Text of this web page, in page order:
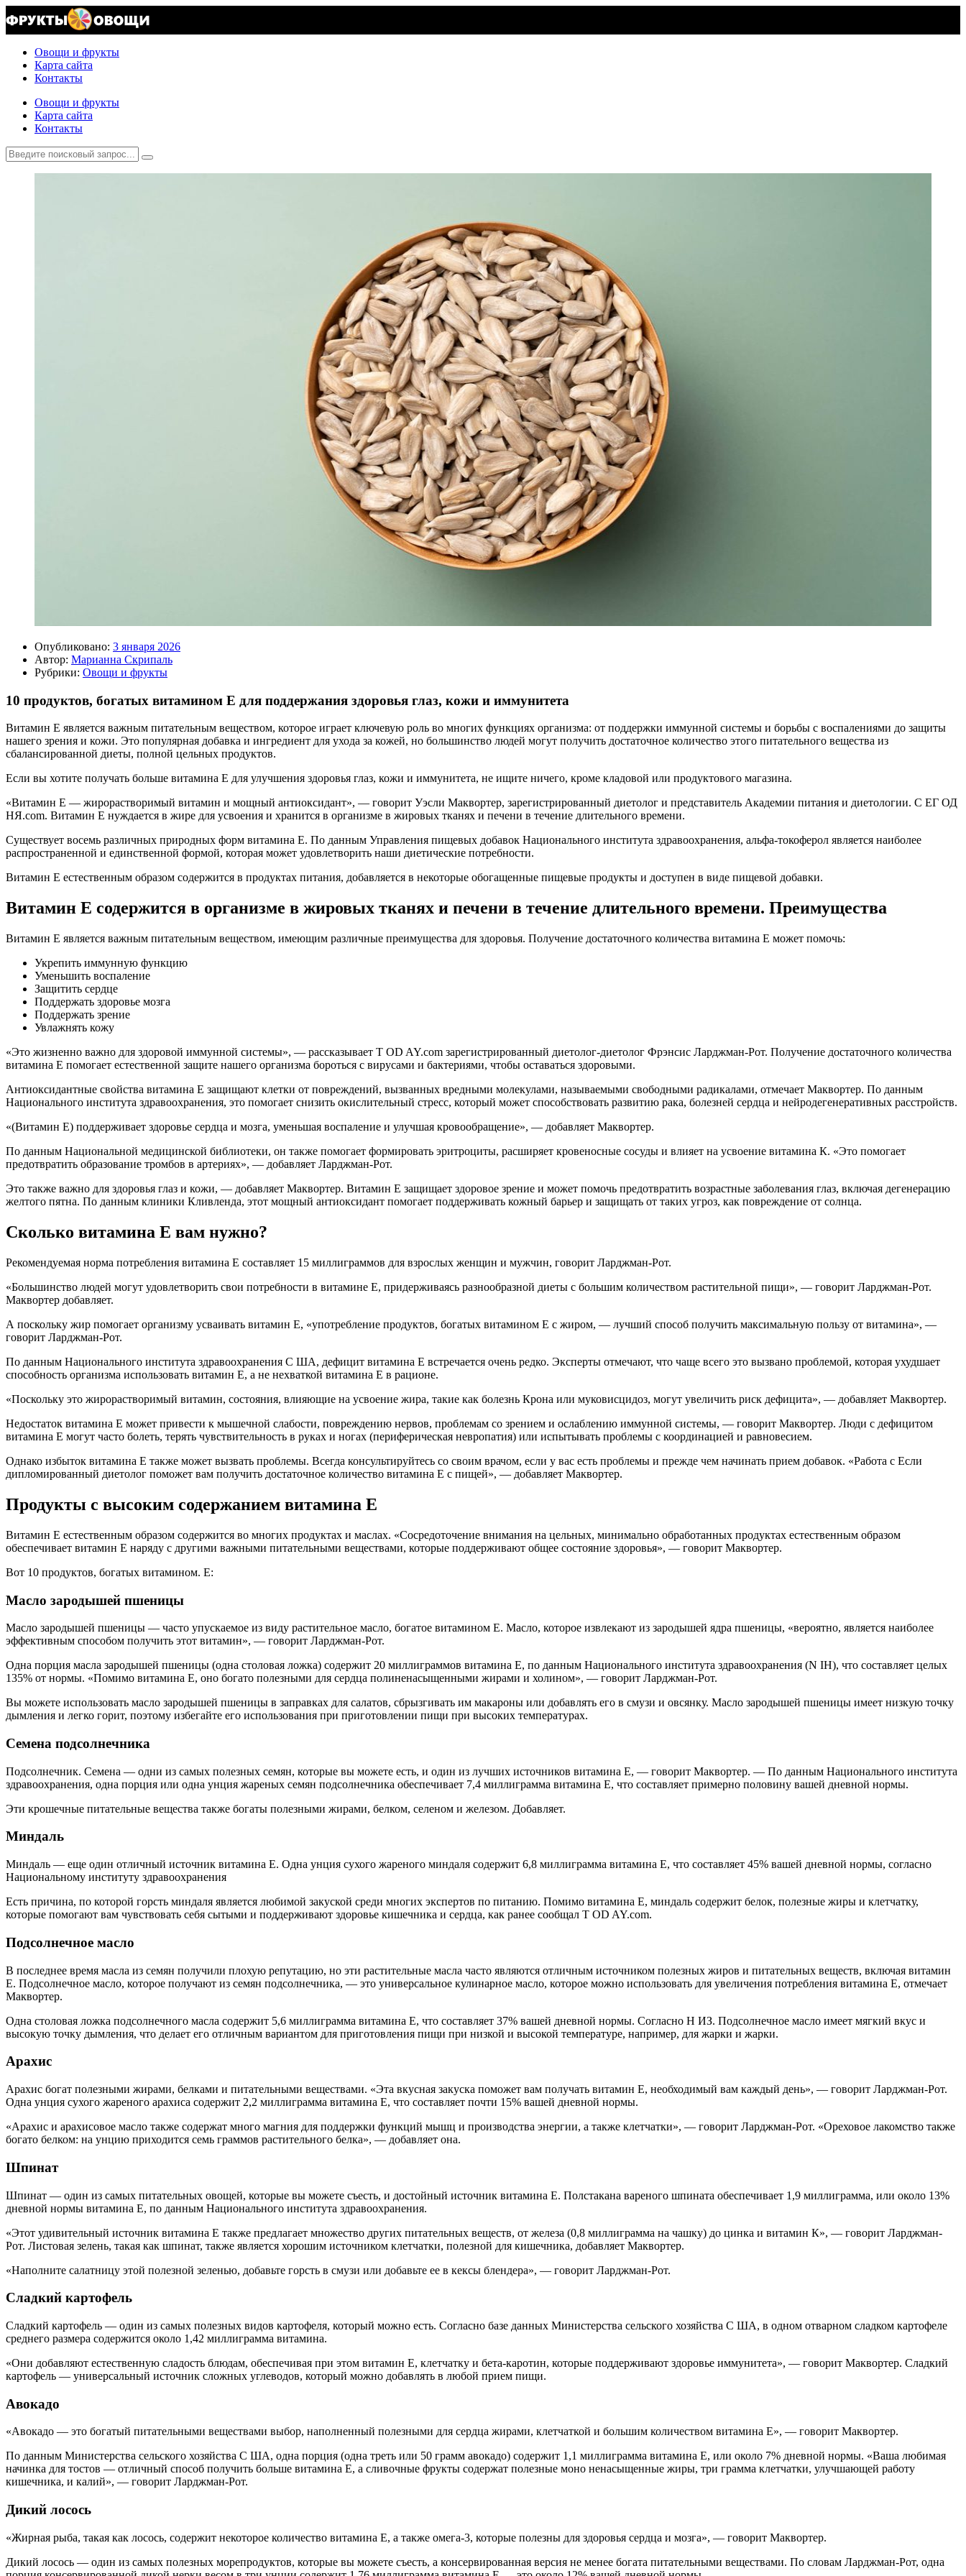
Овощи и фрукты
Карта сайта
Контакты
Овощи и фрукты
Карта сайта
Контакты
Опубликовано: 3 января 2026
Автор: Марианна Скрипаль
Рубрики: Овощи и фрукты
10 продуктов, богатых витамином Е для поддержания здоровья глаз, кожи и иммунитета
Витамин Е является важным питательным веществом, которое играет ключевую роль во многих функциях организма: от поддержки иммунной системы и борьбы с воспалениями до защиты
нашего зрения и кожи. Это популярная добавка и ингредиент для ухода за кожей, но большинство людей могут получить достаточное количество этого питательного вещества из
сбалансированной диеты, полной цельных продуктов.
Если вы хотите получать больше витамина Е для улучшения здоровья глаз, кожи и иммунитета, не ищите ничего, кроме кладовой или продуктового магазина.
«Витамин Е — жирорастворимый витамин и мощный антиоксидант», — говорит Уэсли Маквортер, зарегистрированный диетолог и представитель Академии питания и диетологии. С ЕГ ОД
НЯ.com. Витамин Е нуждается в жире для усвоения и хранится в организме в жировых тканях и печени в течение длительного времени.
Существует восемь различных природных форм витамина Е. По данным Управления пищевых добавок Национального института здравоохранения, альфа-токоферол является наиболее
распространенной и единственной формой, которая может удовлетворить наши диетические потребности.
Витамин Е естественным образом содержится в продуктах питания, добавляется в некоторые обогащенные пищевые продукты и доступен в виде пищевой добавки.
Витамин Е содержится в организме в жировых тканях и печени в течение длительного времени. Преимущества
Витамин Е является важным питательным веществом, имеющим различные преимущества для здоровья. Получение достаточного количества витамина Е может помочь:
Укрепить иммунную функцию
Уменьшить воспаление
Защитить сердце
Поддержать здоровье мозга
Поддержать зрение
Увлажнять кожу
«Это жизненно важно для здоровой иммунной системы», — рассказывает T OD AY.com зарегистрированный диетолог-диетолог Фрэнсис Ларджман-Рот. Получение достаточного количества
витамина Е помогает естественной защите нашего организма бороться с вирусами и бактериями, чтобы оставаться здоровыми.
Антиоксидантные свойства витамина Е защищают клетки от повреждений, вызванных вредными молекулами, называемыми свободными радикалами, отмечает Маквортер. По данным
Национального института здравоохранения, это помогает снизить окислительный стресс, который может способствовать развитию рака, болезней сердца и нейродегенеративных расстройств.
«(Витамин Е) поддерживает здоровье сердца и мозга, уменьшая воспаление и улучшая кровообращение», — добавляет Маквортер.
По данным Национальной медицинской библиотеки, он также помогает формировать эритроциты, расширяет кровеносные сосуды и влияет на усвоение витамина К. «Это помогает
предотвратить образование тромбов в артериях», — добавляет Ларджман-Рот.
Это также важно для здоровья глаз и кожи, — добавляет Маквортер. Витамин Е защищает здоровое зрение и может помочь предотвратить возрастные заболевания глаз, включая дегенерацию
желтого пятна. По данным клиники Кливленда, этот мощный антиоксидант помогает поддерживать кожный барьер и защищать от таких угроз, как повреждение от солнца.
Сколько витамина Е вам нужно?
Рекомендуемая норма потребления витамина Е составляет 15 миллиграммов для взрослых женщин и мужчин, говорит Ларджман-Рот.
«Большинство людей могут удовлетворить свои потребности в витамине Е, придерживаясь разнообразной диеты с большим количеством растительной пищи», — говорит Ларджман-Рот.
Маквортер добавляет.
А поскольку жир помогает организму усваивать витамин Е, «употребление продуктов, богатых витамином Е с жиром, — лучший способ получить максимальную пользу от витамина», —
говорит Ларджман-Рот.
По данным Национального института здравоохранения С ША, дефицит витамина Е встречается очень редко. Эксперты отмечают, что чаще всего это вызвано проблемой, которая ухудшает
способность организма использовать витамин Е, а не нехваткой витамина Е в рационе.
«Поскольку это жирорастворимый витамин, состояния, влияющие на усвоение жира, такие как болезнь Крона или муковисцидоз, могут увеличить риск дефицита», — добавляет Маквортер.
Недостаток витамина Е может привести к мышечной слабости, повреждению нервов, проблемам со зрением и ослаблению иммунной системы, — говорит Маквортер. Люди с дефицитом
витамина Е могут часто болеть, терять чувствительность в руках и ногах (периферическая невропатия) или испытывать проблемы с координацией и равновесием.
Однако избыток витамина Е также может вызвать проблемы. Всегда консультируйтесь со своим врачом, если у вас есть проблемы и прежде чем начинать прием добавок. «Работа с Если
дипломированный диетолог поможет вам получить достаточное количество витамина Е с пищей», — добавляет Маквортер.
Продукты с высоким содержанием витамина Е
Витамин Е естественным образом содержится во многих продуктах и маслах. «Сосредоточение внимания на цельных, минимально обработанных продуктах естественным образом
обеспечивает витамин Е наряду с другими важными питательными веществами, которые поддерживают общее состояние здоровья», — говорит Маквортер.
Вот 10 продуктов, богатых витамином. E:
Масло зародышей пшеницы
Масло зародышей пшеницы — часто упускаемое из виду растительное масло, богатое витамином Е. Масло, которое извлекают из зародышей ядра пшеницы, «вероятно, является наиболее
эффективным способом получить этот витамин», — говорит Ларджман-Рот.
Одна порция масла зародышей пшеницы (одна столовая ложка) содержит 20 миллиграммов витамина Е, по данным Национального института здравоохранения (N IH), что составляет целых
135% от нормы. «Помимо витамина Е, оно богато полезными для сердца полиненасыщенными жирами и холином», — говорит Ларджман-Рот.
Вы можете использовать масло зародышей пшеницы в заправках для салатов, сбрызгивать им макароны или добавлять его в смузи и овсянку. Масло зародышей пшеницы имеет низкую точку
дымления и легко горит, поэтому избегайте его использования при приготовлении пищи при высоких температурах.
Семена подсолнечника
Подсолнечник. Семена — одни из самых полезных семян, которые вы можете есть, и один из лучших источников витамина Е, — говорит Маквортер. — По данным Национального института
здравоохранения, одна порция или одна унция жареных семян подсолнечника обеспечивает 7,4 миллиграмма витамина Е, что составляет примерно половину вашей дневной нормы.
Эти крошечные питательные вещества также богаты полезными жирами, белком, селеном и железом. Добавляет.
Миндаль
Миндаль — еще один отличный источник витамина Е. Одна унция сухого жареного миндаля содержит 6,8 миллиграмма витамина Е, что составляет 45% вашей дневной нормы, согласно
Национальному институту здравоохранения
Есть причина, по которой горсть миндаля является любимой закуской среди многих экспертов по питанию. Помимо витамина Е, миндаль содержит белок, полезные жиры и клетчатку,
которые помогают вам чувствовать себя сытыми и поддерживают здоровье кишечника и сердца, как ранее сообщал T OD AY.com.
Подсолнечное масло
В последнее время масла из семян получили плохую репутацию, но эти растительные масла часто являются отличным источником полезных жиров и питательных веществ, включая витамин
Е. Подсолнечное масло, которое получают из семян подсолнечника, — это универсальное кулинарное масло, которое можно использовать для увеличения потребления витамина Е, отмечает
Маквортер.
Одна столовая ложка подсолнечного масла содержит 5,6 миллиграмма витамина Е, что составляет 37% вашей дневной нормы. Согласно Н ИЗ. Подсолнечное масло имеет мягкий вкус и
высокую точку дымления, что делает его отличным вариантом для приготовления пищи при низкой и высокой температуре, например, для жарки и жарки.
Арахис
Арахис богат полезными жирами, белками и питательными веществами. «Эта вкусная закуска поможет вам получать витамин Е, необходимый вам каждый день», — говорит Ларджман-Рот.
Одна унция сухого жареного арахиса содержит 2,2 миллиграмма витамина Е, что составляет почти 15% вашей дневной нормы.
«Арахис и арахисовое масло также содержат много магния для поддержки функций мышц и производства энергии, а также клетчатки», — говорит Ларджман-Рот. «Ореховое лакомство также
богато белком: на унцию приходится семь граммов растительного белка», — добавляет она.
Шпинат
Шпинат — один из самых питательных овощей, которые вы можете съесть, и достойный источник витамина Е. Полстакана вареного шпината обеспечивает 1,9 миллиграмма, или около 13%
дневной нормы витамина Е, по данным Национального института здравоохранения.
«Этот удивительный источник витамина Е также предлагает множество других питательных веществ, от железа (0,8 миллиграмма на чашку) до цинка и витамин К», — говорит Ларджман-
Рот. Листовая зелень, такая как шпинат, также является хорошим источником клетчатки, полезной для кишечника, добавляет Маквортер.
«Наполните салатницу этой полезной зеленью, добавьте горсть в смузи или добавьте ее в кексы блендера», — говорит Ларджман-Рот.
Сладкий картофель
Сладкий картофель — один из самых полезных видов картофеля, который можно есть. Согласно базе данных Министерства сельского хозяйства С ША, в одном отварном сладком картофеле
среднего размера содержится около 1,42 миллиграмма витамина.
«Они добавляют естественную сладость блюдам, обеспечивая при этом витамин Е, клетчатку и бета-каротин, которые поддерживают здоровье иммунитета», — говорит Маквортер. Сладкий
картофель — универсальный источник сложных углеводов, который можно добавлять в любой прием пищи.
Авокадо
«Авокадо — это богатый питательными веществами выбор, наполненный полезными для сердца жирами, клетчаткой и большим количеством витамина Е», — говорит Маквортер.
По данным Министерства сельского хозяйства С ША, одна порция (одна треть или 50 грамм авокадо) содержит 1,1 миллиграмма витамина Е, или около 7% дневной нормы. «Ваша любимая
начинка для тостов — отличный способ получить больше витамина Е, а сливочные фрукты содержат полезные моно ненасыщенные жиры, три грамма клетчатки, улучшающей работу
кишечника, и калий», — говорит Ларджман-Рот.
Дикий лосось
«Жирная рыба, такая как лосось, содержит некоторое количество витамина Е, а также омега-3, которые полезны для здоровья сердца и мозга», — говорит Маквортер.
Дикий лосось — один из самых полезных морепродуктов, которые вы можете съесть, а консервированная версия не менее богата питательными веществами. По словам Ларджман-Рот, одна